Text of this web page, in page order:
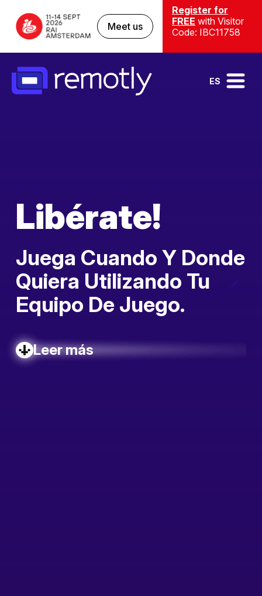
Meet us
Register for
FREE with Visitor
Code: IBC11758
ES
Libérate!
Juega Cuando Y Donde
Quiera Utilizando Tu
Equipo De Juego.
Leer más